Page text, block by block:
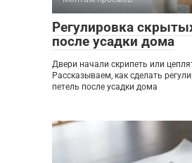
Регулировка
после усадки дома
Двери начали скрипеть или
Рассказываем, как сделать
петель после усадки дома